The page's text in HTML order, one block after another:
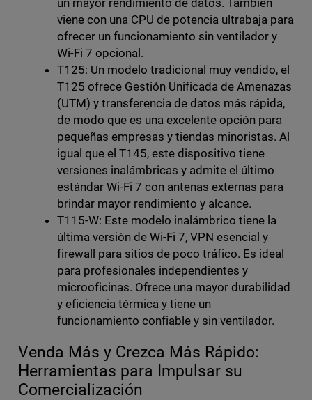
viene con una CPU de potencia ultrabaja para
ofrecer un funcionamiento sin ventilador y
Wi-Fi 7 opcional.
T125: Un modelo tradicional muy vendido, el
T125 ofrece Gestión Unificada de Amenazas
(UTM) y transferencia de datos más rápida,
de modo que es una excelente opción para
pequeñas empresas y tiendas minoristas. Al
igual que el T145, este dispositivo tiene
versiones inalámbricas y admite el último
estándar Wi-Fi 7 con antenas externas para
brindar mayor rendimiento y alcance.
T115-W: Este modelo inalámbrico tiene la
última versión de Wi-Fi 7, VPN esencial y
firewall para sitios de poco tráfico. Es ideal
para profesionales independientes y
microoficinas. Ofrece una mayor durabilidad
y eficiencia térmica y tiene un
funcionamiento confiable y sin ventilador.
Venda Más y Crezca Más Rápido:
Herramientas para Impulsar su
Comercialización